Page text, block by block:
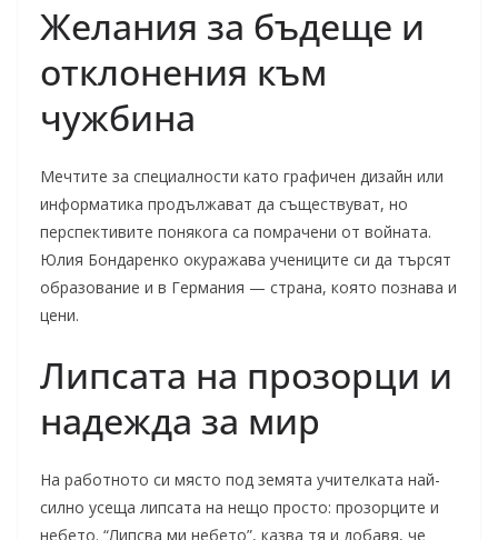
Желания за бъдеще и
отклонения към
чужбина
Мечтите за специалности като графичен дизайн или
информатика продължават да съществуват, но
перспективите понякога са помрачени от войната.
Юлия Бондаренко окуражава учениците си да търсят
образование и в Германия — страна, която познава и
цени.
Липсата на прозорци и
надежда за мир
На работното си място под земята учителката най-
силно усеща липсата на нещо просто: прозорците и
небето. “Липсва ми небето”, казва тя и добавя, че